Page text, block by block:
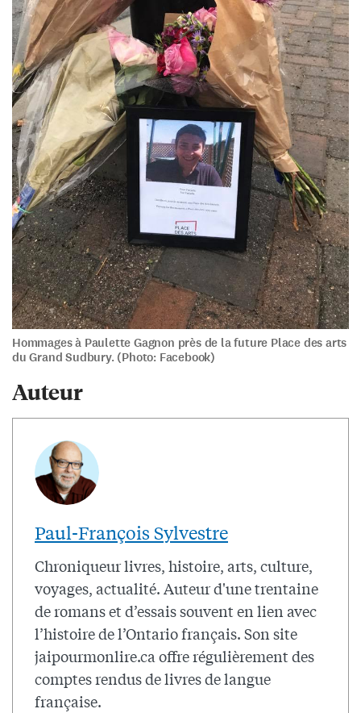
Hommages à Paulette Gagnon près de la future Place des arts
du Grand Sudbury. (Photo: Facebook)
Auteur
Paul-François Sylvestre
Chroniqueur livres, histoire, arts, culture,
voyages, actualité. Auteur d'une trentaine
de romans et d’essais souvent en lien avec
l’histoire de l’Ontario français. Son site
jaipourmonlire.ca offre régulièrement des
comptes rendus de livres de langue
française.